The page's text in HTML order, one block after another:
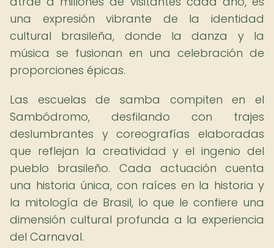
una expresión vibrante de la identidad
cultural brasileña, donde la danza y la
música se fusionan en una celebración de
proporciones épicas.
Las escuelas de samba compiten en el
Sambódromo, desfilando con trajes
deslumbrantes y coreografías elaboradas
que reflejan la creatividad y el ingenio del
pueblo brasileño. Cada actuación cuenta
una historia única, con raíces en la historia y
la mitología de Brasil, lo que le confiere una
dimensión cultural profunda a la experiencia
del Carnaval.